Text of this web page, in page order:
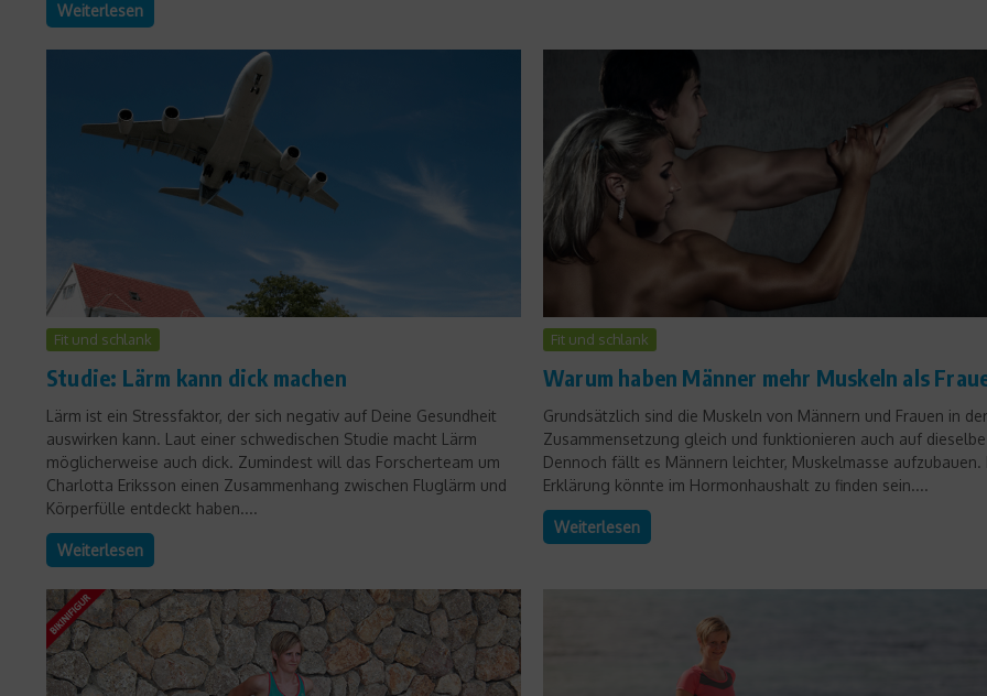
Weiterlesen
Fit und schlank
Studie: Lärm kann dick machen
Lärm ist ein Stressfaktor, der sich negativ auf Deine Gesundheit
auswirken kann. Laut einer schwedischen Studie macht Lärm
möglicherweise auch dick. Zumindest will das Forscherteam um
Charlotta Eriksson einen Zusammenhang zwischen Fluglärm und
Körperfülle entdeckt haben....
Weiterlesen
Fit und schlank
Warum haben Männer mehr Muskeln als
Grundsätzlich sind die Muskeln von Männern und Frauen in der
Zusammensetzung gleich und funktionieren auch auf
Dennoch fällt es Männern leichter, Muskelmasse aufzubauen.
Erklärung könnte im Hormonhaushalt zu finden sein....
Weiterlesen